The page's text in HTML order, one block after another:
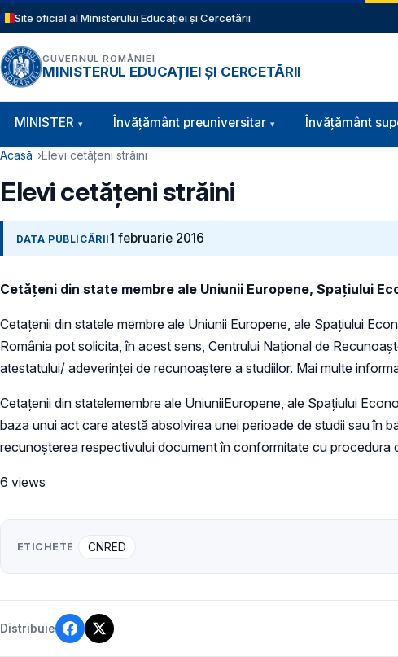
Sari la conținutul principal
Site oficial al Ministerului Educației și Cercetării
GUVERNUL ROMÂNIEI
MINISTERUL EDUCAȚIEI ȘI CERCETĂRII
Navigație principală
MINISTER Învăţământ preuniversitar Învățământ
Cale de navigare
Acasă Elevi cetățeni străini
Elevi cetățeni străini
DATA PUBLICĂRII1 februarie 2016
Cetăţeni din state membre ale Uniunii Europene, Spaţiului
Cetațenii din statele membre ale Uniunii Europene, ale Spaţiului
România pot solicita, în acest sens, Centrului Național de
atestatului/ adeverinței de recunoaștere a studiilor. Mai multe
Cetațenii din statelemembre ale UniuniiEuropene, ale Spaţiului
baza unui act care atestă absolvirea unei perioade de studii sau în
recunoșterea respectivului document în conformitate cu procedura
6 views
ETICHETE CNRED
Distribuie